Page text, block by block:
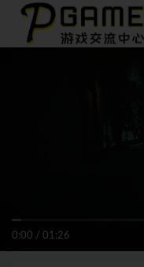
0:00 / 01:26
全部